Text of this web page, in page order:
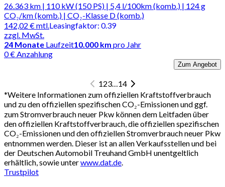
26.363 km | 110 kW (150 PS) | 5,4 l/100km (komb.) | 124 g
CO₂/km (komb.) | CO₂-Klasse D (komb.)
142,02 €mtl.
zzgl. MwSt.
Leasingfaktor: 0.39
24 Monate Laufzeit10.000 km pro Jahr
0 € Anzahlung
Zum Angebot
123…14
*Weitere Informationen zum offiziellen Kraftstoffverbrauch
und zu den offiziellen spezifischen CO₂-Emissionen und ggf.
zum Stromverbrauch neuer Pkw können dem Leitfaden über
den offiziellen Kraftstoffverbrauch, die offiziellen spezifischen
CO₂-Emissionen und den offiziellen Stromverbrauch neuer Pkw
entnommen werden. Dieser ist an allen Verkaufsstellen und bei
der Deutschen Automobil Treuhand GmbH unentgeltlich
erhältlich, sowie unterwww.dat.de
Trustpilot